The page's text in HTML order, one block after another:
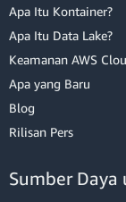
Apa Itu Kontainer?
Apa Itu Data Lake?
Keamanan AWS
Apa yang Baru
Blog
Rilisan Pers
Sumber Daya